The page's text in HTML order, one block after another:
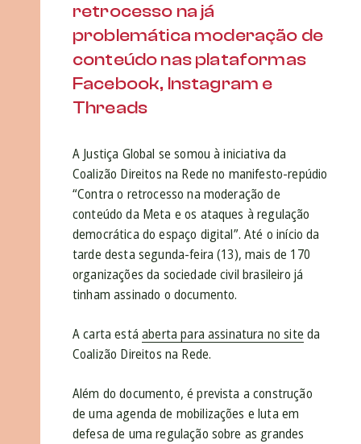
retrocesso na já
problemática moderação de
conteúdo nas plataformas
Facebook, Instagram e
Threads
A Justiça Global se somou à iniciativa da
Coalizão Direitos na Rede no manifesto-repúdio
“Contra o retrocesso na moderação de
conteúdo da Meta e os ataques à regulação
democrática do espaço digital”. Até o início da
tarde desta segunda-feira (13), mais de 170
organizações da sociedade civil brasileiro já
tinham assinado o documento.
A carta estáaberta para assinatura no site da
Coalizão Direitos na Rede.
Além do documento, é prevista a construção
de uma agenda de mobilizações e luta em
defesa de uma regulação sobre as grandes